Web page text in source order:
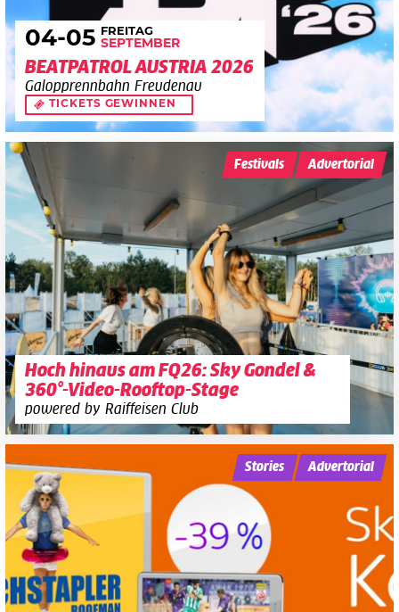
04-05 FREITAG
SEPTEMBER
BEATPATROL AUSTRIA 2026
Galopprennbahn Freudenau
TICKETS GEWINNEN
Hoch hinaus am FQ26: Sky Gondel &
360°-Video-Rooftop-Stage
powered by Raiffeisen Club
Festivals Advertorial
Stories Advertorial